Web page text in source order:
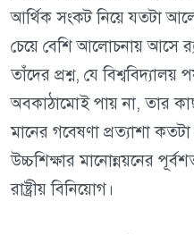
আর্থিক সংকট নিয়ে যতটা
চেয়ে বেশি আলোচনায় আসে
তাঁদের প্রশ্ন, যে বিশ্ববিদ্যালয়
অবকাঠামোই পায় না, তার কাছ
মানের গবেষণা প্রত্যাশা
উচ্চশিক্ষার মানোন্নয়নের
রাষ্ট্রীয় বিনিয়োগ।